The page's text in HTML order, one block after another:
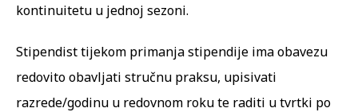
kontinuitetu u jednoj sezoni.
Stipendist tijekom primanja stipendije ima obavezu
redovito obavljati stručnu praksu, upisivati
razrede/godinu u redovnom roku te raditi u tvrtki po